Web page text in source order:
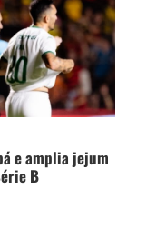
e amplia jejum
B